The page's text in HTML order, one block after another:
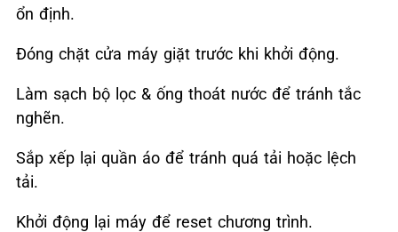
ổn định.
Đóng chặt cửa máy giặt trước khi khởi động.
Làm sạch bộ lọc & ống thoát nước để tránh tắc
nghẽn.
Sắp xếp lại quần áo để tránh quá tải hoặc lệch
tải.
Khởi động lại máy để reset chương trình.